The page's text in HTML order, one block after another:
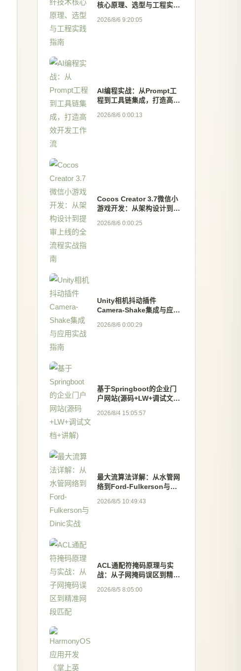
核心原理、选型与工程实践
2026/8/6 9:20:05
AI编程实战：从Prompt工
程到工具链集成，打造高效
2026/8/6 0:00:13
Cocos Creator 3.7微信小
游戏开发：从架构设计到提
2026/8/6 0:00:25
Unity相机抖动插件
Camera-Shake集成与应用
2026/8/6 0:00:29
基于Springboot的企业门
户网站(源码+LW+调试文档
2026/8/4 15:05:57
最大流算法详解：从水管网
络到Ford-Fulkerson与
2026/8/5 10:49:43
ACL通配符掩码原理与实
战：从子网掩码误区到精准
2026/8/5 8:05:00